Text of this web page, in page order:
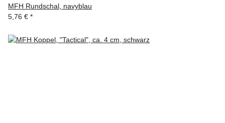
MFH Rundschal, navyblau
5,76 € *